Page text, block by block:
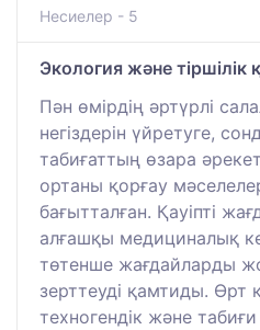
Несиелер - 5
Экология және тіршілік
Пән өмірдің әртүрлі
негіздерін үйретуге,
табиғаттың өзара
ортаны қорғау
бағытталған. Қауіпті
алғашқы медициналық
төтенше жағдайларды
зерттеуді қамтиды. Өрт
техногендік және